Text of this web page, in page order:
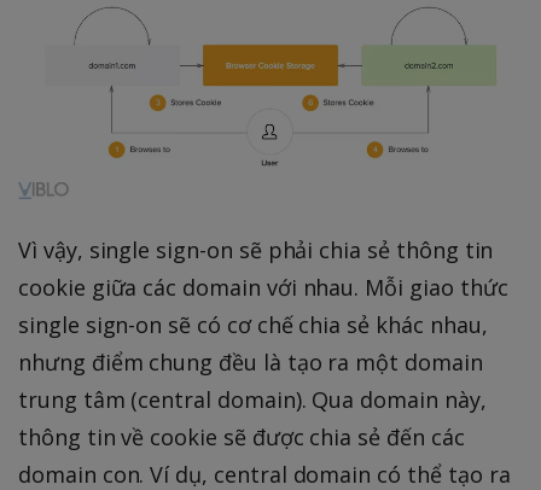
Vì vậy, single sign-on sẽ phải chia sẻ thông tin
cookie giữa các domain với nhau. Mỗi giao thức
single sign-on sẽ có cơ chế chia sẻ khác nhau,
nhưng điểm chung đều là tạo ra một domain
trung tâm (central domain). Qua domain này,
thông tin về cookie sẽ được chia sẻ đến các
domain con. Ví dụ, central domain có thể tạo ra